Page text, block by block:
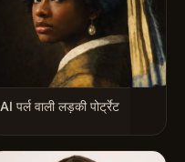
AI पर्ल वाली लड़की पोर्ट्रेट